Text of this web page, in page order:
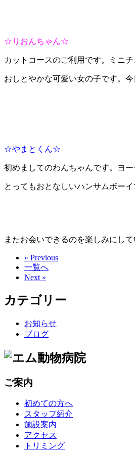
☆りおんちゃん☆
カットコースのご利用です。ミニ
おしとやかな可愛い女の子です。
☆やまとくん☆
初めましてのわんちゃんです。ヨ
とってもおとなしいハンサムボー
またお会いできるのを楽しみにし
« Previous
一覧へ
Next »
カテゴリー
お知らせ
ブログ
ご案内
初めての方へ
スタッフ紹介
施設案内
アクセス
トリミング